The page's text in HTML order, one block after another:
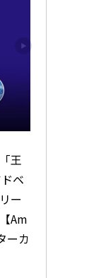
王
ベ
ー
Am
ーカ